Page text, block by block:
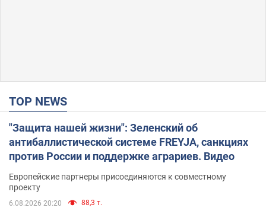
TOP NEWS
"Защита нашей жизни": Зеленский об
антибаллистической системе FREYJA, санкциях
против России и поддержке аграриев. Видео
Европейские партнеры присоединяются к совместному
проекту
6.08.2026 20:20 88,3 т.